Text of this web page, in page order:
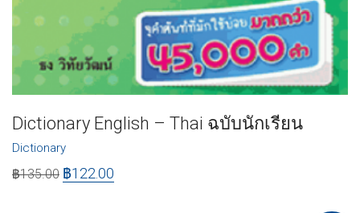
Dictionary English – Thai ฉบับนักเรียน
Dictionary
฿135.00 ฿122.00